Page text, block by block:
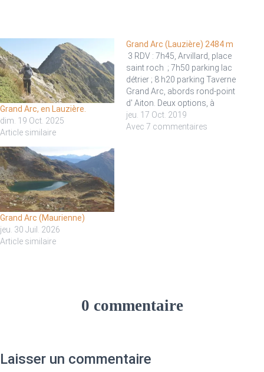
Grand Arc, en Lauzière.
dim. 19 Oct. 2025
Article similaire
Grand Arc (Lauzière) 2484 m
3 RDV : 7h45, Arvillard, place
saint roch ; 7h50 parking lac
détrier ; 8 h20 parking Taverne
Grand Arc, abords rond-point
d' Aiton. Deux options, à
décider ensemble au dernier
point de rendez-vous, Taverne
jeu. 17 Oct. 2019
Avec 7 commentaires
Grand Arc (Maurienne)
jeu. 30 Juil. 2026
Article similaire
0 commentaire
Laisser un commentaire